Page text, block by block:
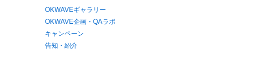
OKWAVEギャラリー
OKWAVE企画・QAラボ
キャンペーン
告知・紹介